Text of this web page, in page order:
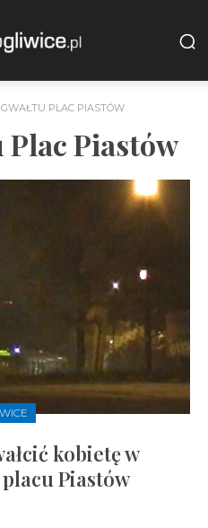
PLAC PIASTÓW
Plac Piastów
kobietę w
Piastów